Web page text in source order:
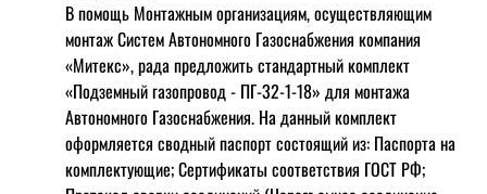
В помощь Монтажным организациям, осуществляющим
монтаж Систем Автономного Газоснабжения компания
«Митекс», рада предложить стандартный комплект
«Подземный газопровод - ПГ-32-1-18» для монтажа
Автономного Газоснабжения. На данный комплект
оформляется сводный паспорт состоящий из: Паспорта на
комплектующие;Сертификаты соответствия ГОСТ РФ;